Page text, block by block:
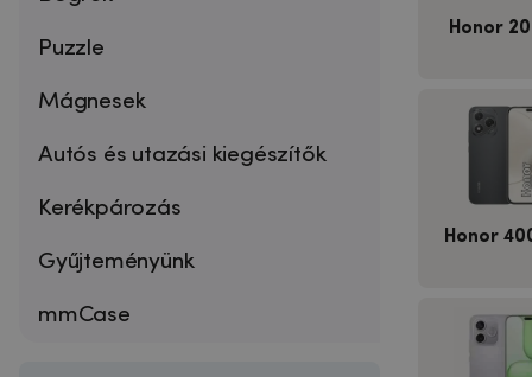
Honor
Honor
Puzzle
Mágnesek
Autós és utazási kiegészítők
Kerékpározás
Gyűjteményünk
mmCase